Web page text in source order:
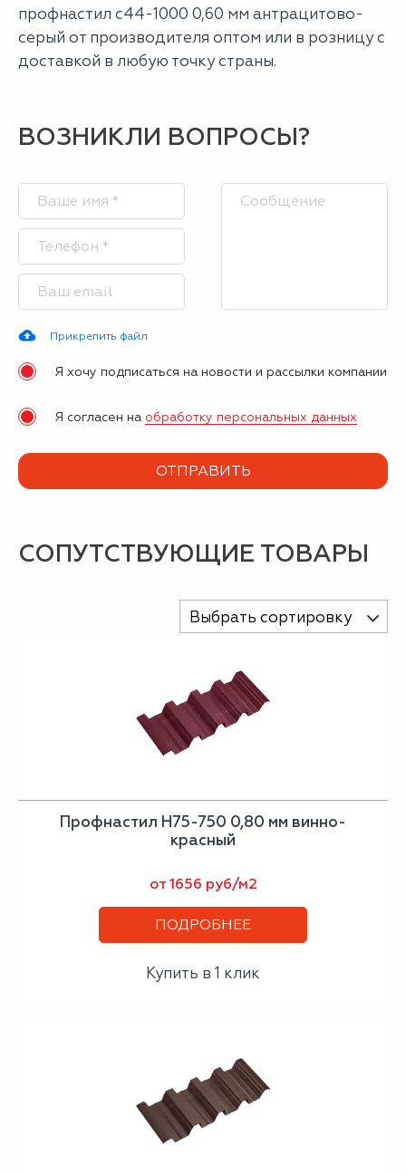
профнастил с44-1000 0,60 мм антрацитово-
серый от производителя оптом или в розницу с
доставкой в любую точку страны.
ВОЗНИКЛИ ВОПРОСЫ?
Прикрепить файл
Я хочу подписаться на новости и рассылки компании
Я согласен на обработку персональных данных
СОПУТСТВУЮЩИЕ ТОВАРЫ
Выбрать сортировку
Профнастил Н75-750 0,80 мм винно-
красный
от 1656 руб/м2
ПОДРОБНЕЕ
Купить в 1 клик